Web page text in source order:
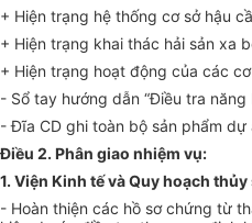
+ Hiện trạng hệ thống cơ sở hậu cầ
+ Hiện trạng khai thác hải sản xa
+ Hiện trạng hoạt động của các
- Sổ tay hướng dẫn “Điều tra
- Đĩa CD ghi toàn bộ sản phẩm dự
Điều 2. Phân giao nhiệm vụ:
1. Viện Kinh tế và Quy hoạch thủy
- Hoàn thiện các hồ sơ chứng từ